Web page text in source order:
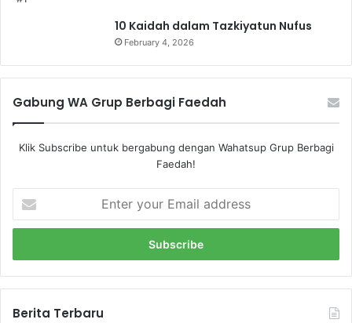
10 Kaidah dalam Tazkiyatun Nufus
February 4, 2026
Gabung WA Grup Berbagi Faedah
Klik Subscribe untuk bergabung dengan Wahatsup Grup Berbagi
Faedah!
t
r
y
u
Berita Terbaru